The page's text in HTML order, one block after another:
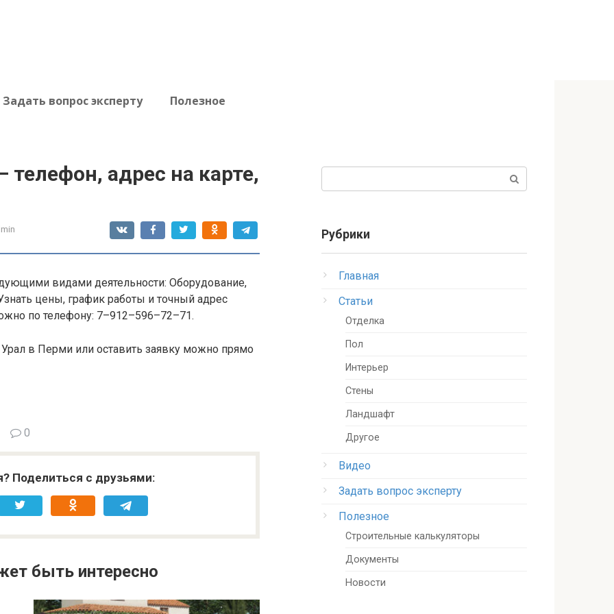
Задать вопрос эксперту Полезное
адрес на карте,
видами деятельности: Оборудование,
цены, график работы и точный адрес
по телефону: 7–912–596–72–71.
в Перми или оставить заявку можно прямо
0
Поделиться с друзьями:
быть интересно
Рубрики
Главная
Статьи
Отделка
Пол
Интерьер
Стены
Ландшафт
Другое
Видео
Задать вопрос эксперту
Полезное
Строительные калькуляторы
Документы
Новости